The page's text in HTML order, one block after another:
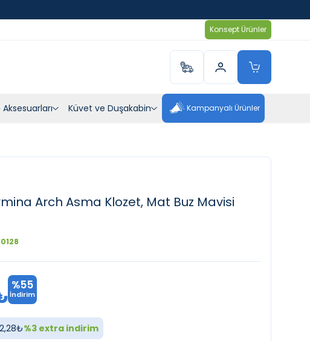
Konsept Ürünler
Küvet ve Duşakabin Kampanyalı Ürünler
Arch Asma Klozet, Mat Buz Mavisi
%55
İndirim
₺%3extra indirim